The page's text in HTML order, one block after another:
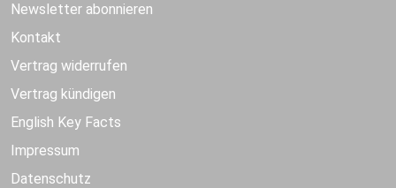
Newsletter abonnieren
Kontakt
Vertrag widerrufen
Vertrag kündigen
English Key Facts
Impressum
Datenschutz